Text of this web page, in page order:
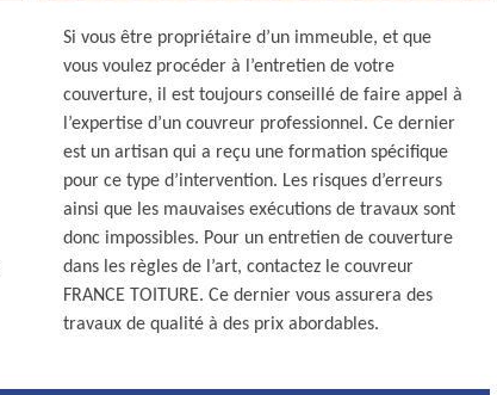
Si vous être propriétaire d’un immeuble, et que
vous voulez procéder à l’entretien de votre
couverture, il est toujours conseillé de faire appel à
l’expertise d’un couvreur professionnel. Ce dernier
est un artisan qui a reçu une formation spécifique
pour ce type d’intervention. Les risques d’erreurs
ainsi que les mauvaises exécutions de travaux sont
donc impossibles. Pour un entretien de couverture
dans les règles de l’art, contactez le couvreur
FRANCE TOITURE. Ce dernier vous assurera des
travaux de qualité à des prix abordables.